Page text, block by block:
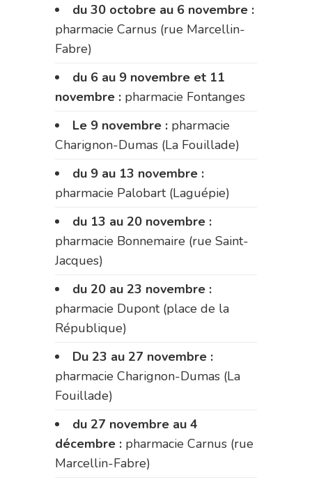
du 30 octobre au 6 novembre :
pharmacie Carnus (rue Marcellin-
Fabre)
du 6 au 9 novembre et 11
novembre : pharmacie Fontanges
Le 9 novembre : pharmacie
Charignon-Dumas (La Fouillade)
du 9 au 13 novembre :
pharmacie Palobart (Laguépie)
du 13 au 20 novembre :
pharmacie Bonnemaire (rue Saint-
Jacques)
du 20 au 23 novembre :
pharmacie Dupont (place de la
République)
Du 23 au 27 novembre :
pharmacie Charignon-Dumas (La
Fouillade)
du 27 novembre au 4
décembre : pharmacie Carnus (rue
Marcellin-Fabre)